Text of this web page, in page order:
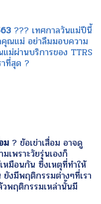
?‍?‍? เทศกาลวันแม่ปีนี้
คุณแม่ อย่าลืมมอบความ
ม่ผ่านบริการของ TTRS
ที่สุด ?
ม ? ข้อเข่าเสื่อม อาจดู
เพราะวัยรุ่นเองก็
หมือนกัน ซึ่งเหตุที่ทำให้
งมีพฤติกรรมต่างๆที่เรา
วพฤติกรรมเหล่านั้นมี